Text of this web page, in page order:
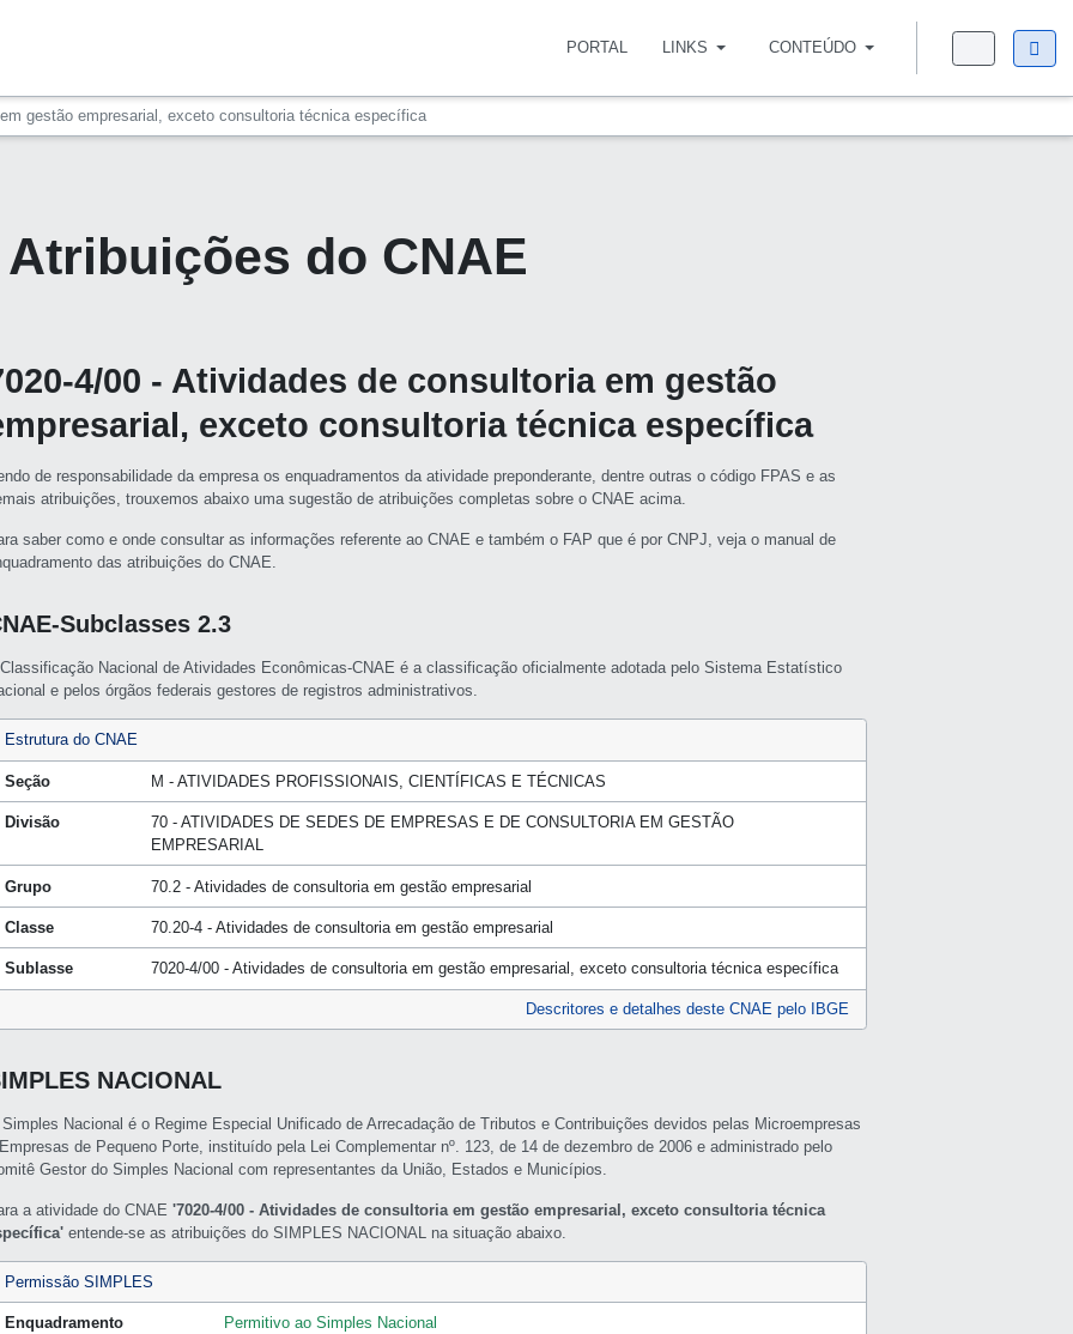
PORTAL LINKS CONTEÚDO
gestão empresarial, exceto consultoria técnica específica
Atribuições do CNAE
4/00 - Atividades de consultoria em gestão
exceto consultoria técnica específica
de responsabilidade da empresa os enquadramentos da atividade preponderante, dentre outras o código FPAS e as
atribuições, trouxemos abaixo uma sugestão de atribuições completas sobre o CNAE acima.
saber como e onde consultar as informações referente ao CNAE e também o FAP que é por CNPJ, veja o manual de
das atribuições do CNAE.
Subclasses 2.3
Nacional de Atividades Econômicas-CNAE é a classificação oficialmente adotada pelo Sistema Estatístico
e pelos órgãos federais gestores de registros administrativos.
Estrutura do CNAE
Seção M - ATIVIDADES PROFISSIONAIS, CIENTÍFICAS E TÉCNICAS
Divisão
70 - ATIVIDADES DE SEDES DE EMPRESAS E DE CONSULTORIA EM GESTÃO
EMPRESARIAL
Grupo 70.2 - Atividades de consultoria em gestão empresarial
Classe 70.20-4 - Atividades de consultoria em gestão empresarial
Sublasse 7020-4/00 - Atividades de consultoria em gestão empresarial, exceto consultoria técnica específica
Descritores e detalhes deste CNAE pelo IBGE
NACIONAL
Nacional é o Regime Especial Unificado de Arrecadação de Tributos e Contribuições devidos pelas Microempresas
de Pequeno Porte, instituído pela Lei Complementar nº. 123, de 14 de dezembro de 2006 e administrado pelo
Gestor do Simples Nacional com representantes da União, Estados e Municípios.
a atividade do CNAE'7020-4/00 - Atividades de consultoria em gestão empresarial, exceto consultoria técnica
entende-se as atribuições do SIMPLES NACIONAL na situação abaixo.
Permissão SIMPLES
Enquadramento Permitivo ao Simples Nacional